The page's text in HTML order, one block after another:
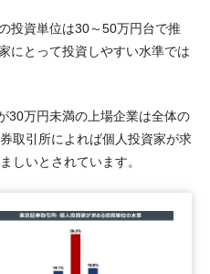
投資単位は30～50万円台で推
にとって投資しやすい水準では
30万円未満の上場企業は全体の
取引所によれば個人投資家が求
しいとされています。